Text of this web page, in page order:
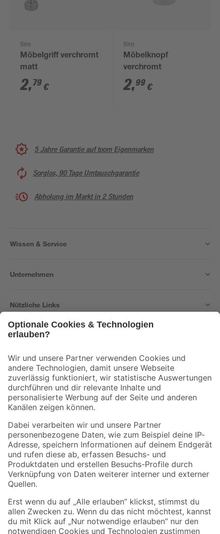
Siro
Möbelgriff verchromt
matt
2,79 €
Siro
Möbelknopf
verchromt
2,99 €
5 Jahre Garantie auf toom Eigenmarken
Sorglos, 90 Tage Umtauschgarantie
Abholung im Markt in 2 Stunden
Wissen & Service
Unternehmen
Nützliche Links
Der toom Newsletter: Keine Angebote und Aktionen mehr verpassen!
Zur Newsletter Anmeldung
Folge uns
Zahlungsarten Versandarten
Sicher einkaufen
Jetzt die toom-App herunterladen